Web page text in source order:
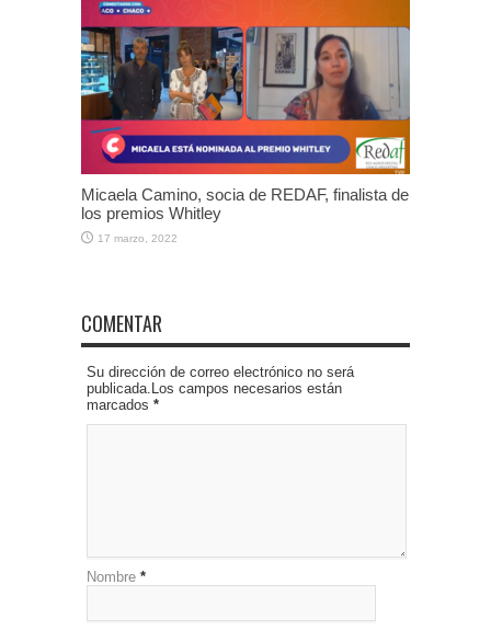
Micaela Camino, socia de REDAF, finalista de
los premios Whitley
17 marzo, 2022
COMENTAR
Su dirección de correo electrónico no será
publicada.Los campos necesarios están
marcados *
Nombre *